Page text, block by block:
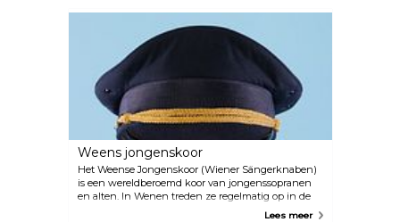
kerkhofkerk Lueger Kirche. Meer dan 250 originele
voorwerpen en fotomateriaal zijn te zien in het
Begrafenismuseum, waaronder een originele
“Fourgon” (koets voor het vervoer van lichamen)
van rond het jaar 1900. Mis deze macabere reis naar
het ceremoniële verleden niet.
Weens jongenskoor
Het Weense Jongenskoor (Wiener Sängerknaben)
is een wereldberoemd koor van jongenssopranen
en alten. In Wenen treden ze regelmatig op in de
Kapel van het Keizerlijk Paleis en in hun eigen
Lees meer